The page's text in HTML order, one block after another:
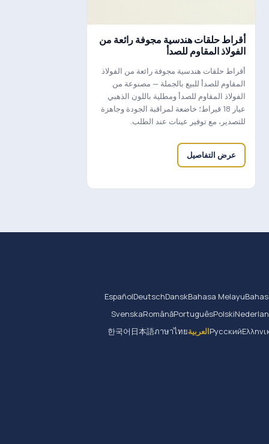
أقراط حلقات هندسية مجوفة رائعة من
الفولاذ المقاوم للصدأ
أقراط حلقات هندسية مجوفة رائعة من الفولاذ
المقاوم للصدأ للبيع بالجملة — مصنوعة من
الفولاذ المقاوم للصدأ ومطلية باللون الذهبي
عيار 18 قيراط؛ خاضعة لمراقبة الجودة وجاهزة
للتصدير، مع توفير عينات عند الطلب.
عرض التفاصيل
Bahasa Melayu
Dansk
Deutsch
Español
Polski
Português
Română
Svenska
Русскийالعربيةภาษาไทย
日本語
한국어